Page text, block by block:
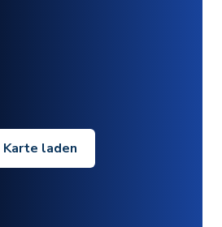
Karte laden